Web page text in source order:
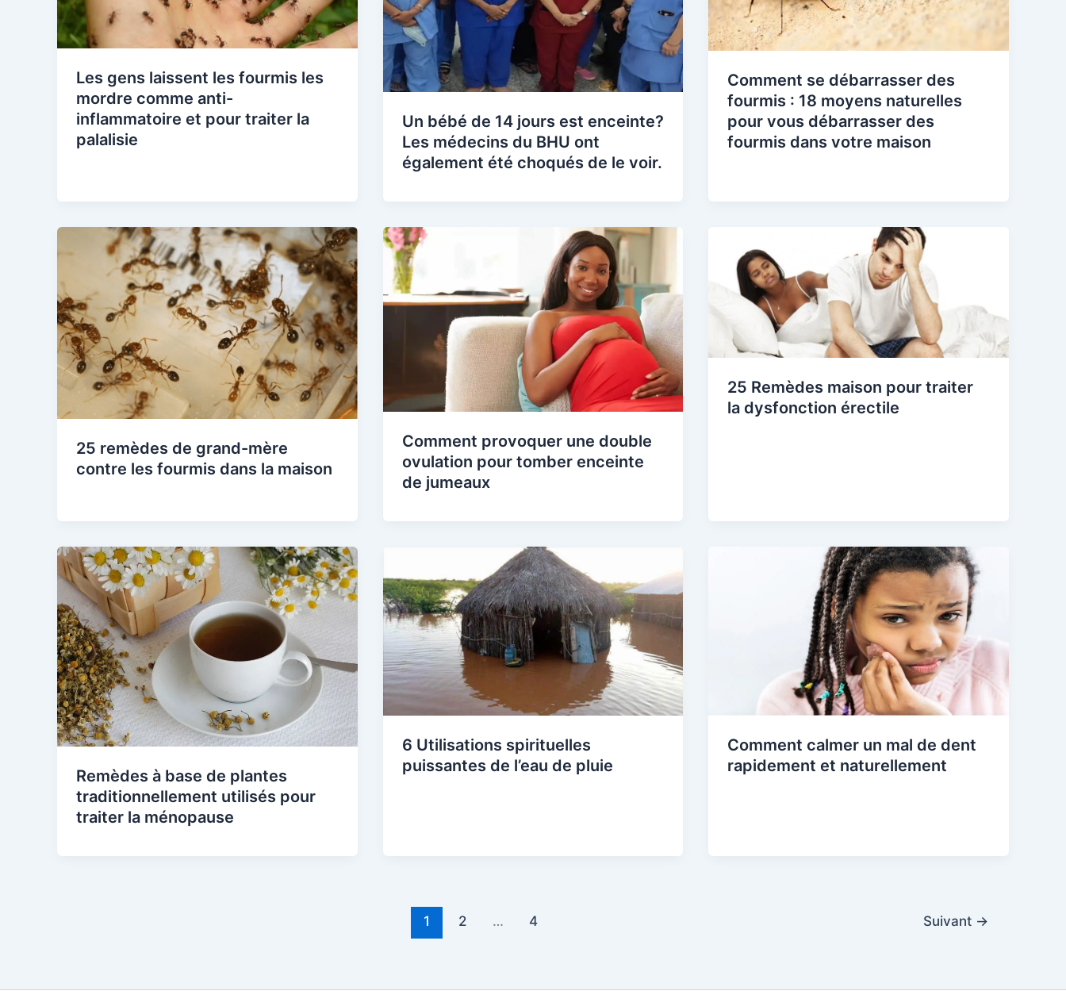
Les gens laissent les fourmis les
mordre comme anti-
inflammatoire et pour traiter la
palalisie
Un bébé de 14 jours est enceinte?
Les médecins du BHU ont
également été choqués de le voir.
Comment se débarrasser des
fourmis : 18 moyens naturelles
pour vous débarrasser des
fourmis dans votre maison
25 remèdes de grand-mère
contre les fourmis dans la maison
Comment provoquer une double
ovulation pour tomber enceinte
de jumeaux
25 Remèdes maison pour traiter
la dysfonction érectile
Remèdes à base de plantes
traditionnellement utilisés pour
traiter la ménopause
6 Utilisations spirituelles
puissantes de l’eau de pluie
Comment calmer un mal de dent
rapidement et naturellement
1 2 … 4 Suivant →